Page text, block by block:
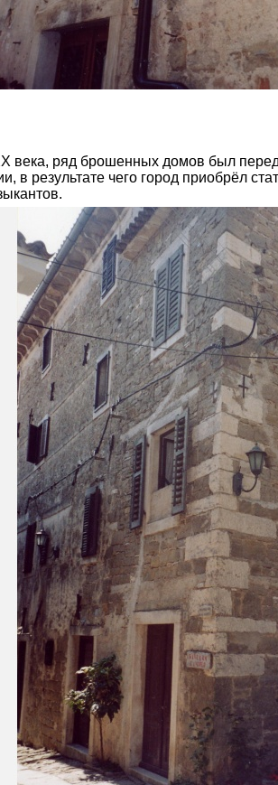
века, ряд брошенных домов был
результате чего город приобрёл